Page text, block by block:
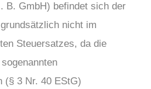
B. GmbH) befindet sich der
nicht im
Steuersatzes, da die
(§ 3 Nr. 40 EStG)